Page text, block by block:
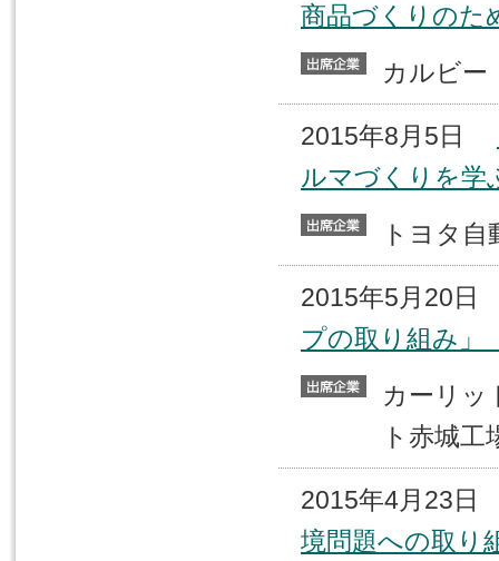
商品づくりの
カルビ
2015年8月5日
ルマづくりを
トヨタ
2015年5月20
プの取り組み
カーリ
ト赤城工
2015年4月23
境問題への取